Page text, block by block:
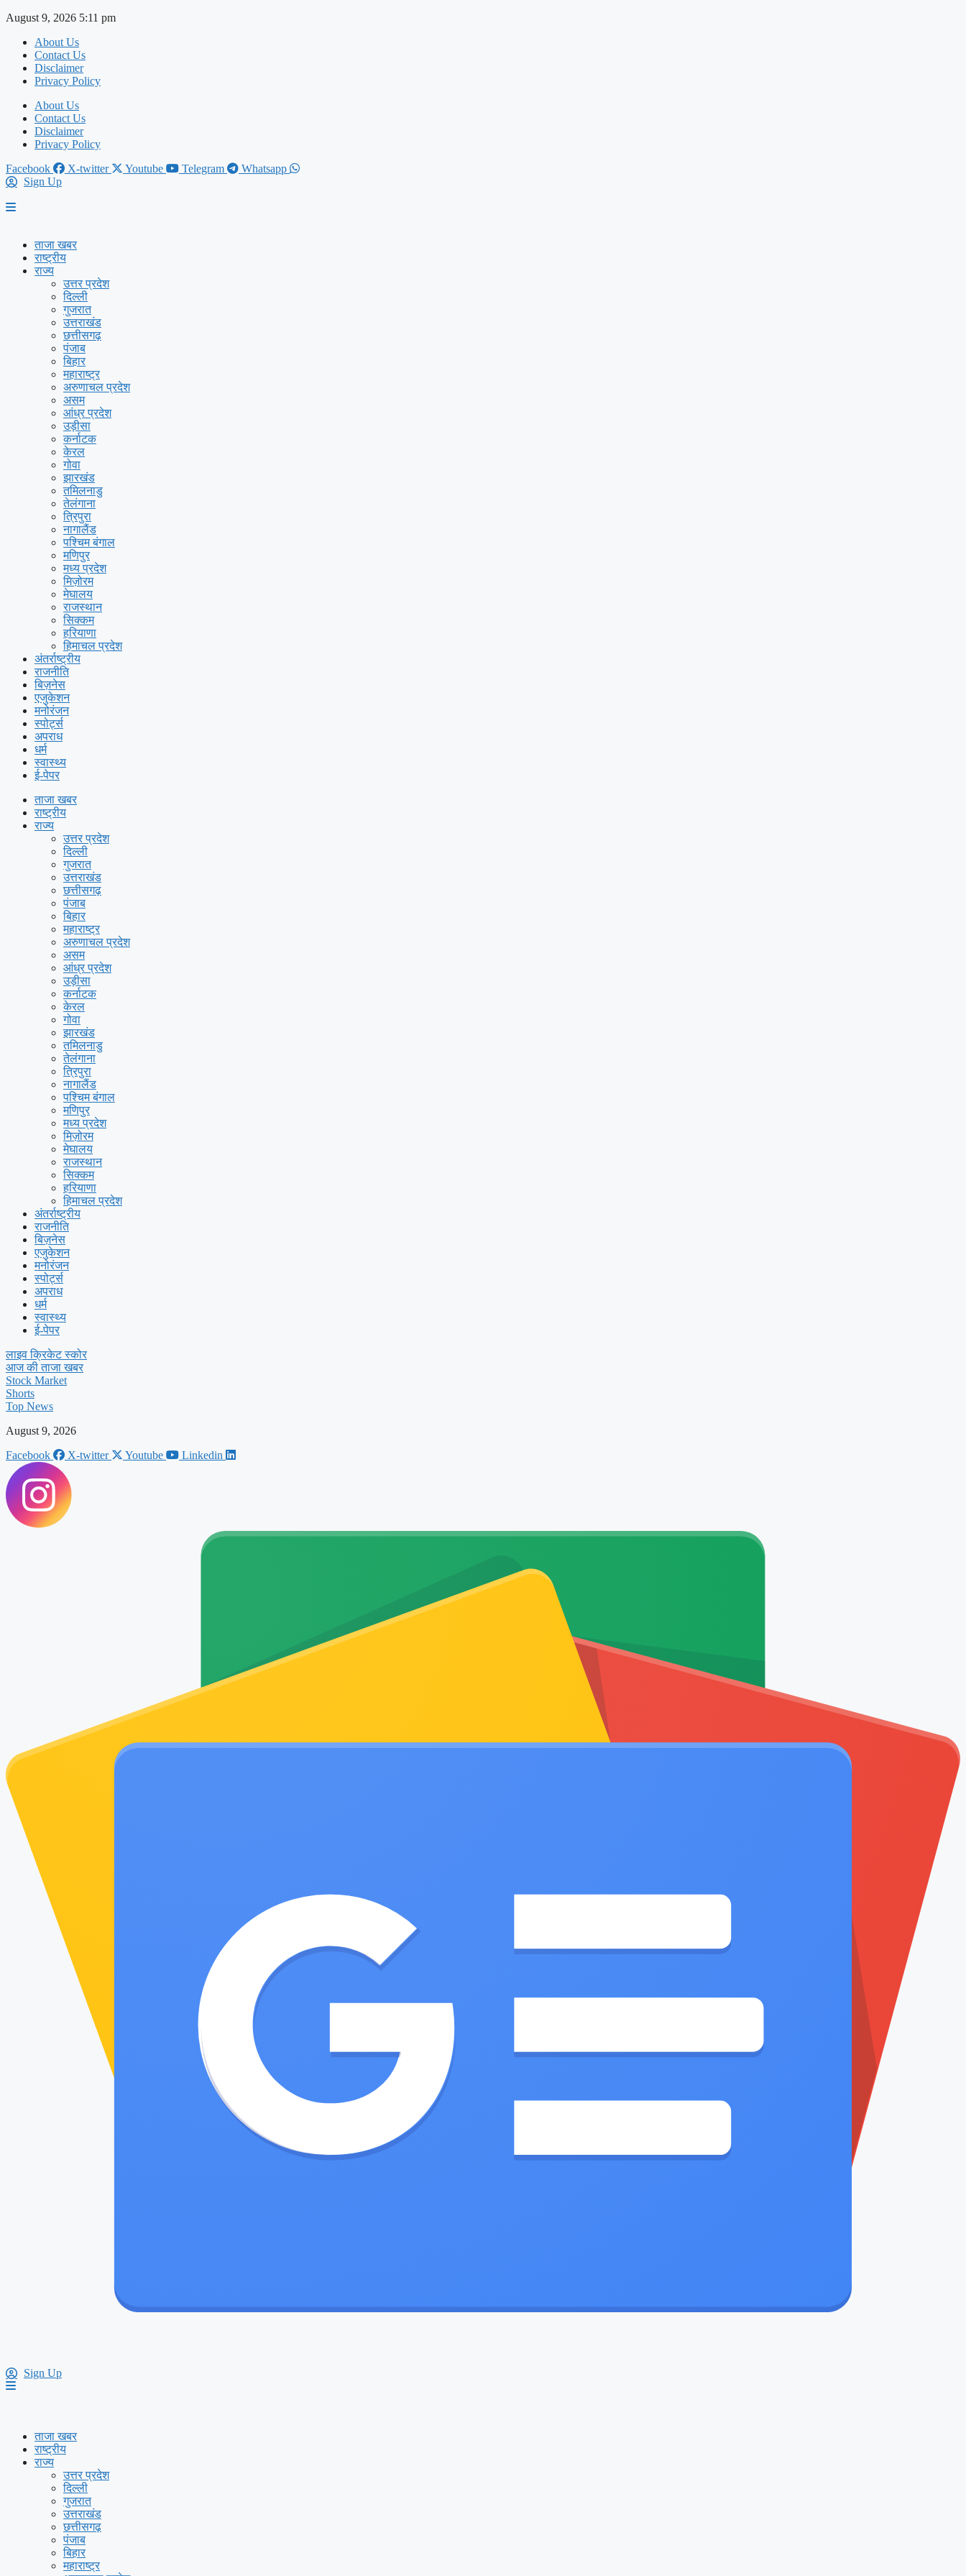
Skip
content
August 9, 2026 5:11 pm
About Us
Contact Us
Disclaimer
Privacy Policy
About Us
Contact Us
Disclaimer
Privacy Policy
Facebook
X-twitter Youtube Telegram
Whatsapp
Sign Up
ताजा खबर
राष्ट्रीय
राज्य
उत्तर प्रदेश
दिल्ली
गुजरात
उत्तराखंड
छत्तीसगढ़
पंजाब
बिहार
महाराष्ट्र
अरुणाचल प्रदेश
असम
आंध्र प्रदेश
उड़ीसा
कर्नाटक
केरल
गोवा
झारखंड
तमिलनाडु
तेलंगाना
त्रिपुरा
नागालैंड
पश्चिम बंगाल
मणिपुर
मध्य प्रदेश
मिज़ोरम
मेघालय
राजस्थान
सिक्कम
हरियाणा
हिमाचल प्रदेश
अंतर्राष्ट्रीय
राजनीति
बिज़नेस
एजुकेशन
मनोरंजन
स्पोर्ट्स
अपराध
धर्म
स्वास्थ्य
ई-पेपर
ताजा खबर
राष्ट्रीय
राज्य
उत्तर प्रदेश
दिल्ली
गुजरात
उत्तराखंड
छत्तीसगढ़
पंजाब
बिहार
महाराष्ट्र
अरुणाचल प्रदेश
असम
आंध्र प्रदेश
उड़ीसा
कर्नाटक
केरल
गोवा
झारखंड
तमिलनाडु
तेलंगाना
त्रिपुरा
नागालैंड
पश्चिम बंगाल
मणिपुर
मध्य प्रदेश
मिज़ोरम
मेघालय
राजस्थान
सिक्कम
हरियाणा
हिमाचल प्रदेश
अंतर्राष्ट्रीय
राजनीति
बिज़नेस
एजुकेशन
मनोरंजन
स्पोर्ट्स
अपराध
धर्म
स्वास्थ्य
ई-पेपर
लाइव क्रिकेट स्कोर
आज की ताजा खबर
Stock Market
Shorts
Top News
August 9, 2026
Facebook
X-twitter Youtube Linkedin
Sign Up
ताजा खबर
राष्ट्रीय
राज्य
उत्तर प्रदेश
दिल्ली
गुजरात
उत्तराखंड
छत्तीसगढ़
पंजाब
बिहार
महाराष्ट्र